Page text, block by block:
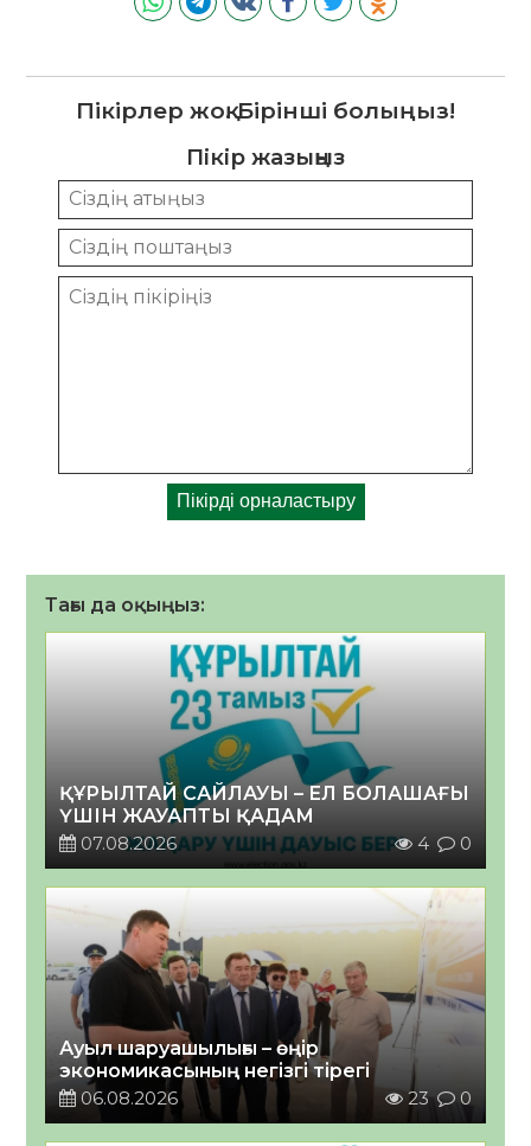
Пікірлер жоқ. Бірінші болыңыз!
Пікір жазыңыз
Тағы да оқыңыз:
ҚҰРЫЛТАЙ САЙЛАУЫ – ЕЛ БОЛАШАҒЫ
ҮШІН ЖАУАПТЫ ҚАДАМ
07.08.2026
4 0
Ауыл шаруашылығы – өңір
экономикасының негізгі тірегі
06.08.2026
23 0